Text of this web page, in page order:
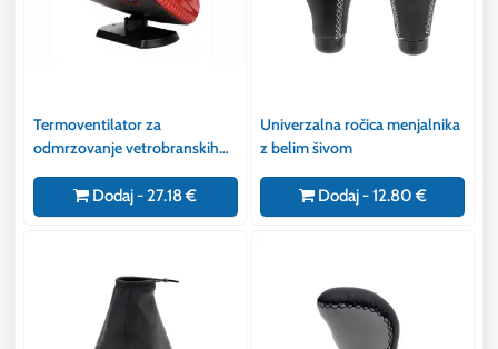
Termoventilator za
odmrzovanje vetrobranskih
150W
Dodaj - 27.18 €
Univerzalna ročica menjalnika
z belim šivom
Dodaj - 12.80 €